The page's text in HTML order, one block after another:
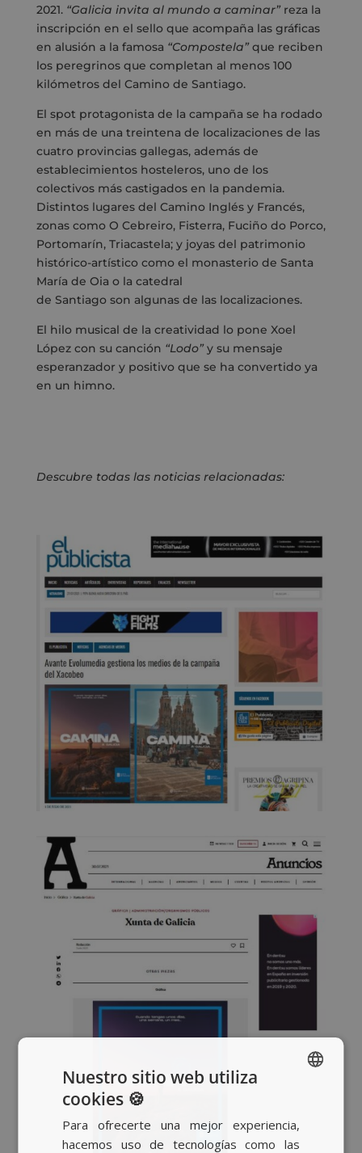
2021. “Galicia invita al mundo a caminar”reza la
inscripción en el sello que acompaña las gráficas
en alusión a la famosa “Compostela”que reciben
los peregrinos que completan al menos 100
kilómetros del Camino de Santiago.
El spot protagonista de la campaña se ha rodado
en más de una treintena de localizaciones de las
cuatro provincias gallegas, además de
establecimientos hosteleros, uno de los
colectivos más castigados en la pandemia.
Distintos lugares del Camino Inglés y Francés,
zonas como O Cebreiro, Fisterra, Fuciño do Porco,
Portomarín, Triacastela; y joyas del patrimonio
histórico-artístico como el monasterio de Santa
María de Oia o la catedral
de Santiago son algunas de las localizaciones.
El hilo musical de la creatividad lo pone Xoel
López con su canción “Lodo”y su mensaje
esperanzador y positivo que se ha convertido ya
en un himno.
Descubre todas las noticias relacionadas:
BASQUE
Nuestro sitio web utiliza
cookies 🍪
Para ofrecerte una mejor experiencia,
hacemos uso de tecnologías como las